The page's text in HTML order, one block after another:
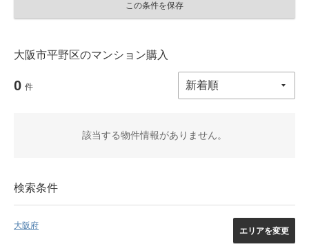
この条件を保存
大阪市平野区のマンション購入
0 件
該当する物件情報がありません。
検索条件
大阪府
エリアを変更